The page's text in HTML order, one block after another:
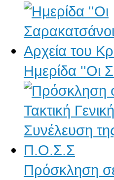
Ημερίδα ''Οι
Πρόσκληση